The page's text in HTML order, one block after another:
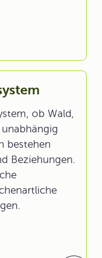
ob Wald,
bestehen
Beziehungen.